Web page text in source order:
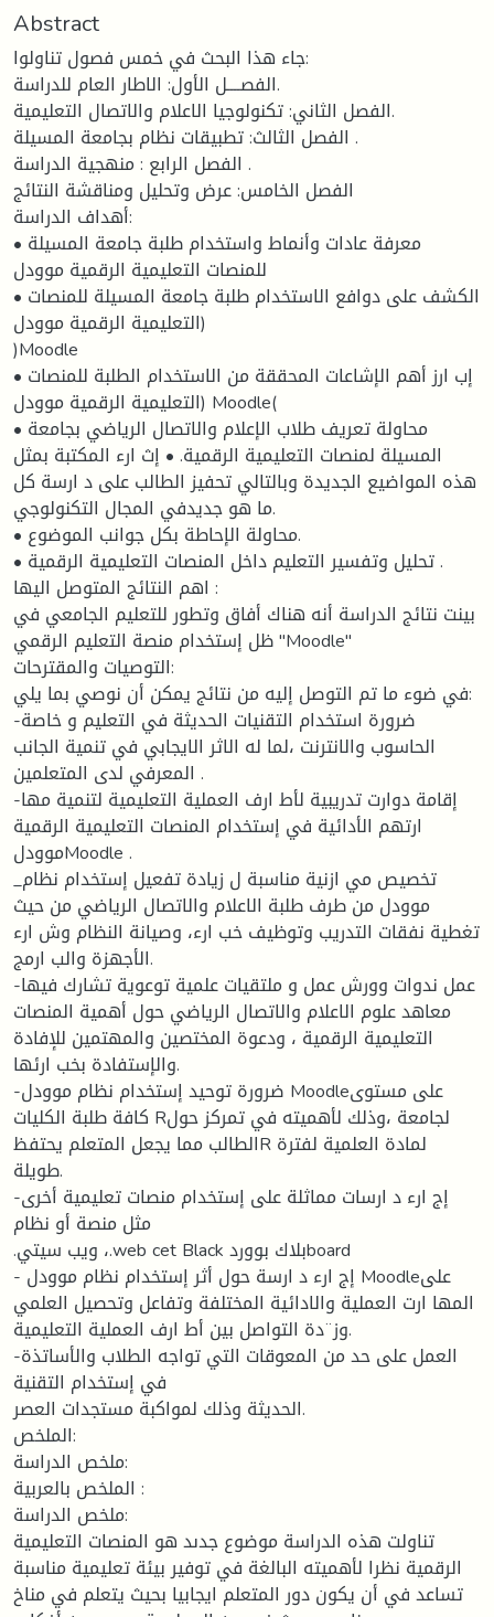
Abstract
جاء هذا البحث في خمس فصول تناولوا:
الفصــــل الأول: الاطار العام للدراسة.
الفصل الثاني: تكنولوجيا الاعلام والاتصال التعليمية.
الفصل الثالث: تطبيقات نظام بجامعة المسيلة .
الفصل الرابع : منهجية الدراسة .
الفصل الخامس: عرض وتحليل ومناقشة النتائج
أهداف الدراسة:
• معرفة عادات وأنماط واستخدام طلبة جامعة المسيلة
للمنصات التعليمية الرقمية موودل
• الكشف على دوافع الاستخدام طلبة جامعة المسيلة للمنصات
التعليمية الرقمية موودل)
)Moodle
• إب ارز أهم الإشاعات المحققة من الاستخدام الطلبة للمنصات
التعليمية الرقمية موودل) Moodle(
• محاولة تعريف طلاب الإعلام والاتصال الرياضي بجامعة
المسيلة لمنصات التعليمية الرقمية. • إث ارء المكتبة بمثل
هذه المواضيع الجديدة وبالتالي تحفيز الطالب على د ارسة كل
ما هو جديدفي المجال التكنولوجي.
• محاولة الإحاطة بكل جوانب الموضوع.
• تحليل وتفسير التعليم داخل المنصات التعليمية الرقمية .
اهم النتائج المتوصل اليها :
بينت نتائج الدراسة أنه هناك أفاق وتطور للتعليم الجامعي في
ظل إستخدام منصة التعليم الرقمي "Moodle"
التوصيات والمقترحات:
في ضوء ما تم التوصل إليه من نتائج يمكن أن نوصي بما يلي:
-ضرورة استخدام التقنيات الحديثة في التعليم و خاصة
الحاسوب والانترنت ،لما له الاثر الايجابي في تنمية الجانب
المعرفي لدى المتعلمين .
-إقامة دوارت تدريبية لأط ارف العملية التعليمية لتنمية مها
ارتهم الأدائية في إستخدام المنصات التعليمية الرقمية
موودلMoodle .
_تخصيص مي ازنية مناسبة ل زيادة تفعيل إستخدام نظام
موودل من طرف طلبة الاعلام والاتصال الرياضي من حيث
تغطية نفقات التدريب وتوظيف خب ارء، وصيانة النظام وش ارء
الأجهزة والب ارمج.
-عمل ندوات وورش عمل و ملتقيات علمية توعوية تشارك فيها
معاهد علوم الاعلام والاتصال الرياضي حول أهمية المنصات
التعليمية الرقمية ، ودعوة المختصين والمهتمين للإفادة
والإستفادة بخب ارئها.
-ضرورة توحيد إستخدام نظام موودل Moodleعلى مستوى
كافة طلبة الكليات Rلجامعة ،وذلك لأهميته في تمركز حول
الطالب مما يجعل المتعلم يحتفظR لمادة العلمية لفترة
طويلة.
-إج ارء د ارسات مماثلة على إستخدام منصات تعليمية أخرى
مثل منصة أو نظام
.ويب سيتي ،.web cet Black بلاك بووردboard
- إج ارء د ارسة حول أثر إستخدام نظام موودل Moodleعلى
المها ارت العملية والادائية المختلفة وتفاعل وتحصيل العلمي
وز¨دة التواصل بين أط ارف العملية التعليمية.
-العمل على حد من المعوقات التي تواجه الطلاب والأساتذة
في إستخدام التقنية
الحديثة وذلك لمواكبة مستجدات العصر.
الملخص:
ملخص الدراسة:
الملخص بالعربية :
ملخص الدراسة:
تناولت هذه الدراسة موضوع جدىد هو المنصات التعلیمیة
الرقمیة نظرا لأهميته البالغة في توفير بيئة تعليمية مناسبة
تساعد في أن يكون دور المتعلم ايجابيا بحيث يتعلم في مناخ